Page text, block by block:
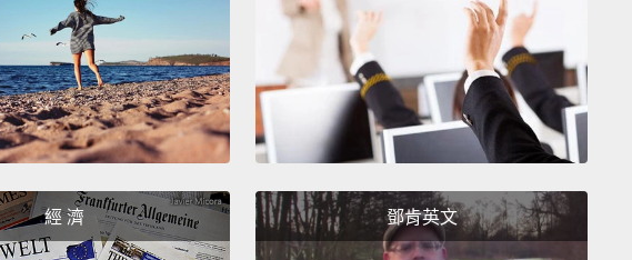
The call is for you.
找你的電話。
Hello?
喂？
What I need you to do is of vital importance to both of us.
我要你做的事對我們兩個來說極為重要。
經 濟 鄧肯英文